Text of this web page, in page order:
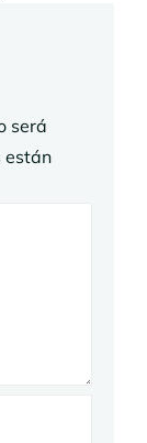
será
están